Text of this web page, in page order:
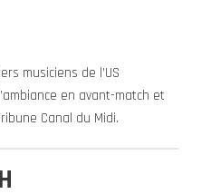
musiciens de l’US
en avant-match et
Canal du Midi.